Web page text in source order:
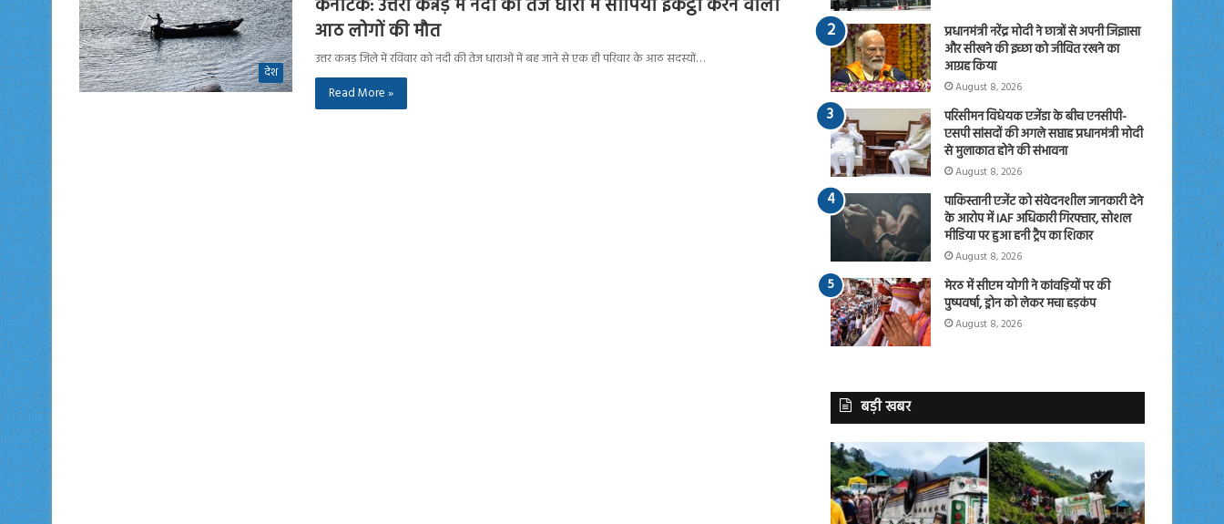
देश
कर्नाटक: उत्तरा कन्नड़ में नदी की तेज धारा में सीपियाँ इकट्ठा करने वालों
आठ लोगों की मौत
उत्तर कन्नड़ जिले में रविवार को नदी की तेज धाराओं में बह जाने से एक ही परिवार के आठ सदस्यों…
Read More »
प्रधानमंत्री नरेंद्र मोदी ने छात्रों से अपनी जिज्ञासा
और सीखने की इच्छा को जीवित रखने का
आग्रह किया
August 8, 2026
परिसीमन विधेयक एजेंडा के बीच एनसीपी-
एसपी सांसदों की अगले सप्ताह प्रधानमंत्री मोदी
से मुलाकात होने की संभावना
August 8, 2026
पाकिस्तानी एजेंट को संवेदनशील जानकारी देने
के आरोप में IAF अधिकारी गिरफ्तार, सोशल
मीडिया पर हुआ हनी ट्रैप का शिकार
August 8, 2026
मेरठ में सीएम योगी ने कांवड़ियों पर की
पुष्पवर्षा, ड्रोन को लेकर मचा हड़कंप
August 8, 2026
बड़ी खबर